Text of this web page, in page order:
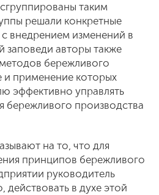
таким
решали конкретные
внедрением изменений в
заповеди авторы также
бережливого
и применение которых
эффективно управлять
бережливого производства
на то, что для
принципов бережливого
руководитель
действовать в духе этой